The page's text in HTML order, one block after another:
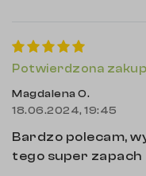
Potwierdzona
Magdalena O.
18.06.2024, 19:45
Bardzo polecam,
tego super zapach